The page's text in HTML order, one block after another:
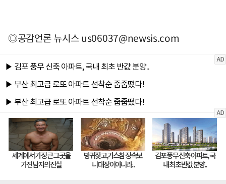
◎공감언론 뉴시스us06037@newsis.com